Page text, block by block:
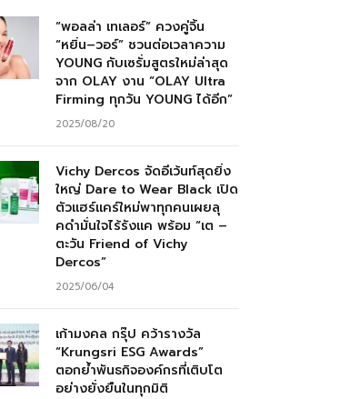
“พอลล่า เทเลอร์” ควงคู่จิ้น
“หยิ่น–วอร์” ชวนต่อเวลาความ
YOUNG กับเซรั่มสูตรใหม่ล่าสุด
จาก OLAY งาน “OLAY Ultra
Firming ทุกวัน YOUNG ได้อีก”
2025/08/20
Vichy Dercos จัดอีเว้นท์สุดยิ่ง
ใหญ่ Dare to Wear Black เปิด
ตัวแฮร์แคร์ใหม่พาทุกคนเผยลุ
คดำมั่นใจไร้รังแค พร้อม “เต –
ตะวัน Friend of Vichy
Dercos”
2025/06/04
เก้ามงคล กรุ๊ป คว้ารางวัล
“Krungsri ESG Awards”
ตอกย้ำพันธกิจองค์กรที่เติบโต
อย่างยั่งยืนในทุกมิติ